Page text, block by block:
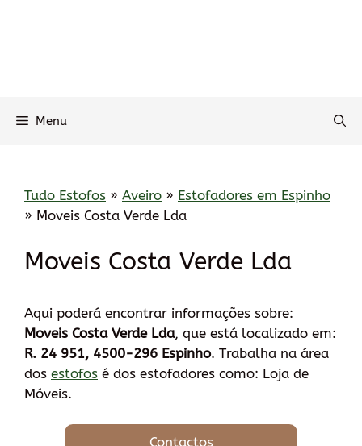
Menu
Tudo Estofos » Aveiro » Estofadores em Espinho
» Moveis Costa Verde Lda
Moveis Costa Verde Lda
Aqui poderá encontrar informações sobre:
Moveis Costa Verde Lda, que está localizado em:
R. 24 951, 4500-296 Espinho. Trabalha na área
dos estofos é dos estofadores como: Loja de
Móveis.
Contactos